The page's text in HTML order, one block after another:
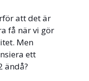
att det är
få när vi gör
Men
ett
ändå?